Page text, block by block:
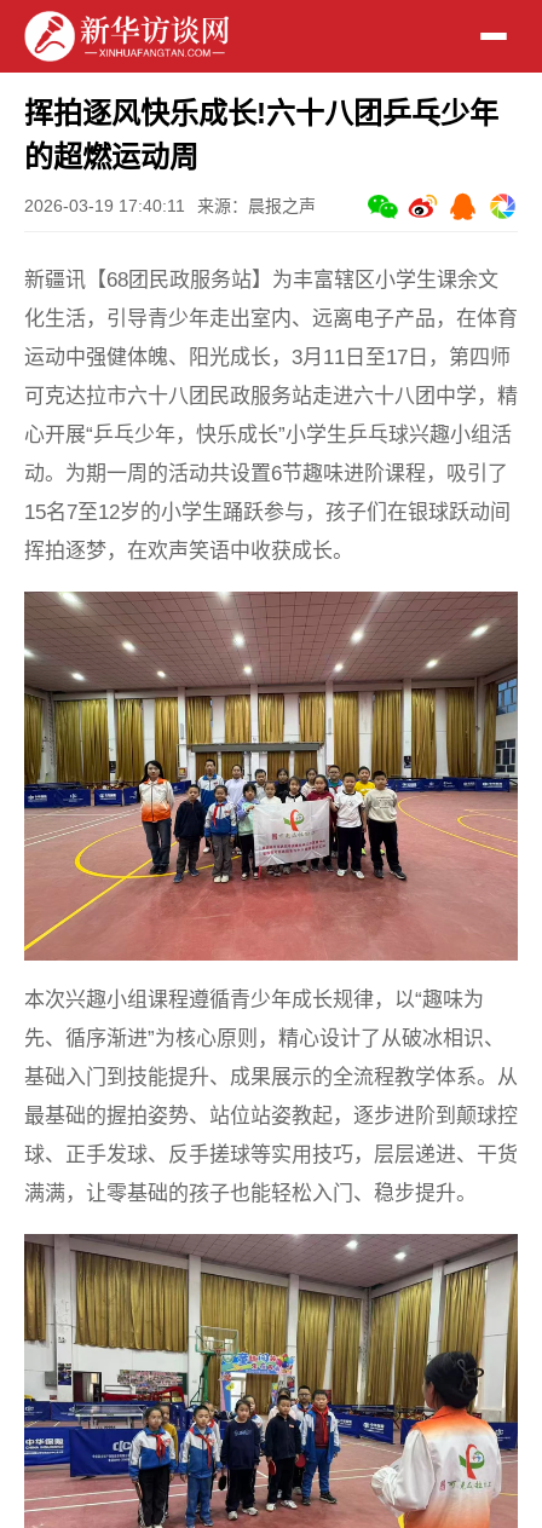
挥拍逐风快乐成长!六十八团乒乓少年
的超燃运动周
2026-03-19 17:40:11 来源：晨报之声
新疆讯【68团民政服务站】为丰富辖区小学生课余文
化生活，引导青少年走出室内、远离电子产品，在体育
运动中强健体魄、阳光成长，3月11日至17日，第四师
可克达拉市六十八团民政服务站走进六十八团中学，精
心开展“乒乓少年，快乐成长”小学生乒乓球兴趣小组活
动。为期一周的活动共设置6节趣味进阶课程，吸引了
15名7至12岁的小学生踊跃参与，孩子们在银球跃动间
挥拍逐梦，在欢声笑语中收获成长。
本次兴趣小组课程遵循青少年成长规律，以“趣味为
先、循序渐进”为核心原则，精心设计了从破冰相识、
基础入门到技能提升、成果展示的全流程教学体系。从
最基础的握拍姿势、站位站姿教起，逐步进阶到颠球控
球、正手发球、反手搓球等实用技巧，层层递进、干货
满满，让零基础的孩子也能轻松入门、稳步提升。